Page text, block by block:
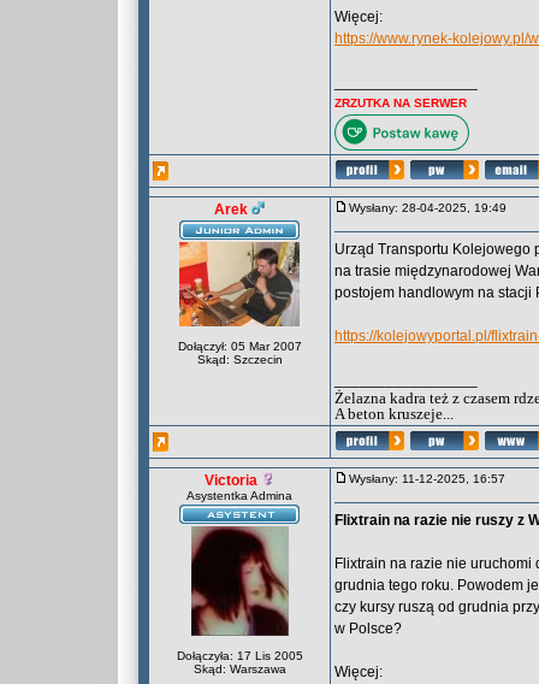
Więcej:
https://www.rynek-
ZRZUTKA NA SERWER
Arek
Dołączył: 05 Mar 2007
Skąd: Szczecin
Wysłany: 28-04-2025, 19:49
Urząd Transportu Kolejowego
na trasie międzynarodowej
postojem handlowym na stacji
https://kolejowyportal.pl/
Żelazna kadra też z czasem
A beton kruszeje...
Victoria
Asystentka Admina
Dołączyła: 17 Lis 2005
Skąd: Warszawa
Wysłany: 11-12-2025, 16:57
Flixtrain na razie nie ruszy z
Flixtrain na razie nie uruchomi
grudnia tego roku. Powodem
czy kursy ruszą od grudnia
w Polsce?
Więcej: